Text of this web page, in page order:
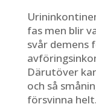
fas men blir
svår demens
Därutöver
och så
försvinna helt.